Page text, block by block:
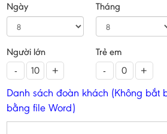
Ngày Tháng
Người lớn
+
-
Trẻ em
+
-
Danh sách đoàn khách (Không bắt
bằng file Word)